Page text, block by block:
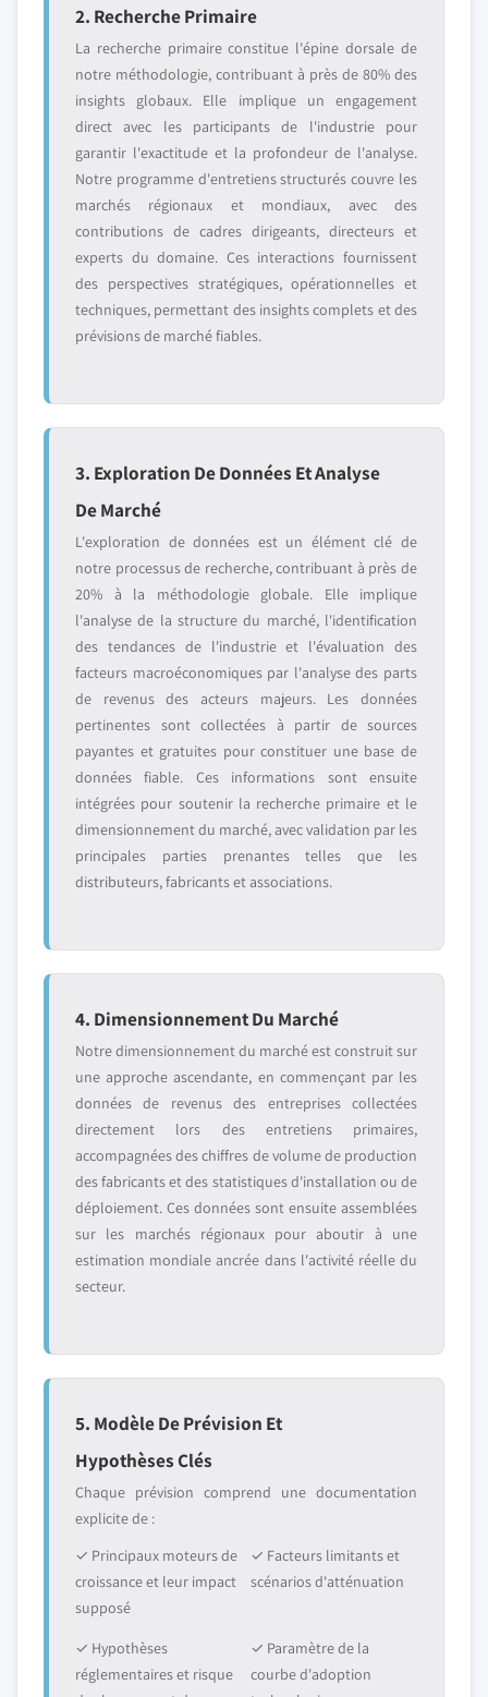
2. Recherche Primaire
La recherche primaire constitue l'épine dorsale de
notre méthodologie, contribuant à près de 80% des
insights globaux. Elle implique un engagement
direct avec les participants de l'industrie pour
garantir l'exactitude et la profondeur de l'analyse.
Notre programme d'entretiens structurés couvre les
marchés régionaux et mondiaux, avec des
contributions de cadres dirigeants, directeurs et
experts du domaine. Ces interactions fournissent
des perspectives stratégiques, opérationnelles et
techniques, permettant des insights complets et des
prévisions de marché fiables.
3. Exploration De Données Et Analyse
De Marché
L'exploration de données est un élément clé de
notre processus de recherche, contribuant à près de
20% à la méthodologie globale. Elle implique
l'analyse de la structure du marché, l'identification
des tendances de l'industrie et l'évaluation des
facteurs macroéconomiques par l'analyse des parts
de revenus des acteurs majeurs. Les données
pertinentes sont collectées à partir de sources
payantes et gratuites pour constituer une base de
données fiable. Ces informations sont ensuite
intégrées pour soutenir la recherche primaire et le
dimensionnement du marché, avec validation par les
principales parties prenantes telles que les
distributeurs, fabricants et associations.
4. Dimensionnement Du Marché
Notre dimensionnement du marché est construit sur
une approche ascendante, en commençant par les
données de revenus des entreprises collectées
directement lors des entretiens primaires,
accompagnées des chiffres de volume de production
des fabricants et des statistiques d'installation ou de
déploiement. Ces données sont ensuite assemblées
sur les marchés régionaux pour aboutir à une
estimation mondiale ancrée dans l'activité réelle du
secteur.
5. Modèle De Prévision Et
Hypothèses Clés
Chaque prévision comprend une documentation
explicite de :
✓ Principaux moteurs de
croissance et leur impact
supposé
✓ Facteurs limitants et
scénarios d'atténuation
✓ Hypothèses
réglementaires et risque
✓ Paramètre de la
courbe d'adoption